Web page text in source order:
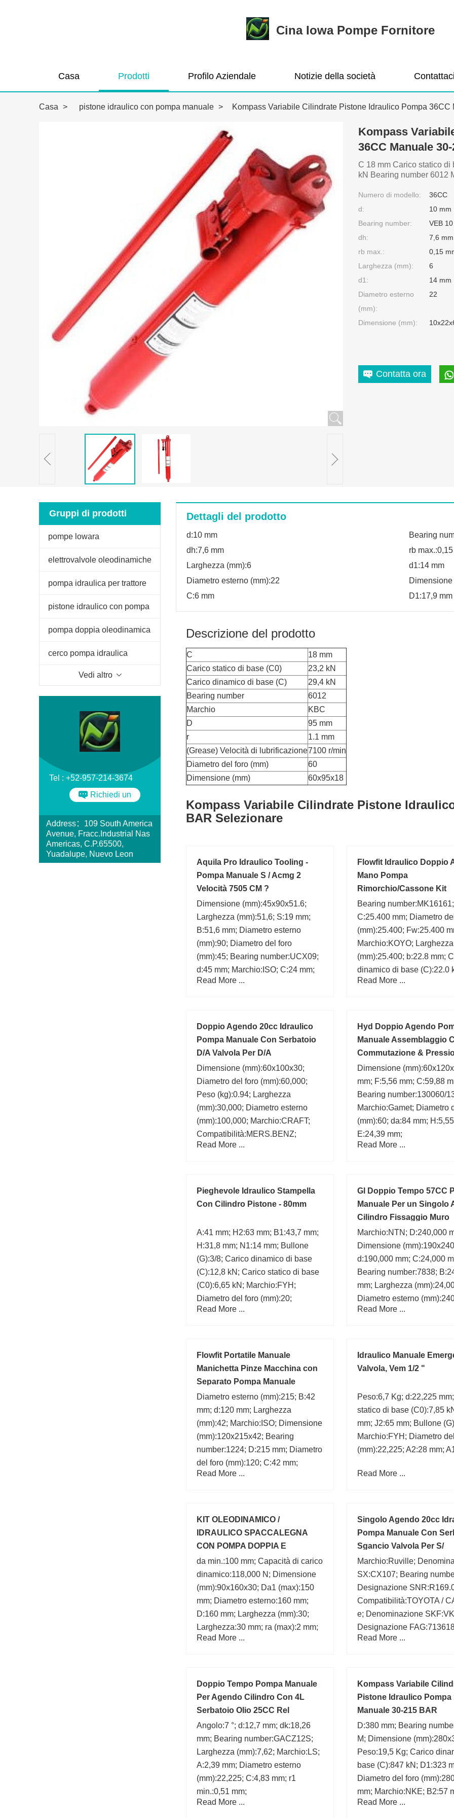
Cina Iowa Pompe Fornitore
Casa Prodotti Profilo Aziendale Notizie della società Contattaci
Casa > pistone idraulico con pompa manuale > Kompass Variabile Cilindrate Pistone Idraulico Pompa 36CC
Kompass
36CC Manuale
C 18 mm Carico statico
kN Bearing number 6012
Numero di modello:
36CC
d:
10 mm
Bearing number:
VEB
dh:
7,6 mm
rb max.:
0,15
Larghezza (mm):
6
d1:
14 mm
Diametro esterno
(mm):
22
Dimensione (mm):
Contatta ora
Gruppi di prodotti
pompe lowara
elettrovalvole oleodinamiche
pompa idraulica per trattore
fiat
pistone idraulico con pompa
manuale
pompa doppia oleodinamica
per spaccalegna
cerco pompa idraulica
Vedi altro
Tel : +52-957-214-3674
Richiedi un
Address：109 South America
Avenue, Fracc.Industrial Nas
Americas, C.P.65500,
Yuadalupe, Nuevo Leon
Dettagli del prodotto
d:10 mm
Bearing
dh:7,6 mm
rb
Larghezza (mm):6
d1:14 mm
Diametro esterno (mm):22
C:6 mm
D1:17,9 mm
Descrizione del prodotto
C
18 mm
Carico statico di base (C0)
23,2 kN
Carico dinamico di base (C)
29,4 kN
Bearing number
6012
Marchio
KBC
D
95 mm
r
1.1 mm
(Grease) Velocità di lubrificazione7100 r/min
Diametro del foro (mm)
60
Dimensione (mm)
60x95x18
Kompass Variabile Cilindrate Pistone
BAR Selezionare
Aquila Pro Idraulico Tooling -
Pompa Manuale S / Acmg 2
Velocità 7505 CM ?
Dimensione (mm):45x90x51.6;
Larghezza (mm):51,6; S:19 mm;
B:51,6 mm; Diametro esterno
(mm):90; Diametro del foro
(mm):45; Bearing number:UCX09;
d:45 mm; Marchio:ISO; C:24 mm;
Read More ...
Flowfit Idraulico Doppio
Mano Pompa
Rimorchio/Cassone Kit
Bearing number:MK16161;
C:25.400 mm; Diametro
(mm):25.400; Fw:25.400
Marchio:KOYO; Larghezza
(mm):25.400; b:22.8 mm;
dinamico di base (C):22.0
D:31.750 mm; Dimensione
Read More ...
Doppio Agendo 20cc Idraulico
Pompa Manuale Con Serbatoio
D/A Valvola Per D/A
Dimensione (mm):60x100x30;
Diametro del foro (mm):60,000;
Peso (kg):0.94; Larghezza
(mm):30,000; Diametro esterno
(mm):100,000; Marchio:CRAFT;
Compatibilità:MERS.BENZ;
Denominazione ISO:3007712A;
Read More ...
Hyd Doppio Agendo
Manuale Assemblaggio
Commutazione &
Dimensione
mm; F:5,56 mm; C:59,88
Bearing number:130060/
Marchio:Gamet; Diametro
(mm):60; da:84 mm;
E:24,39 mm;
Read More ...
Pieghevole Idraulico Stampella
Con Cilindro Pistone - 80mm
A:41 mm; H2:63 mm; B1:43,7 mm;
H:31,8 mm; N1:14 mm; Bullone
(G):3/8; Carico dinamico di base
(C):12,8 kN; Carico statico di base
(C0):6,65 kN; Marchio:FYH;
Diametro del foro (mm):20;
Read More ...
Gl Doppio Tempo 57CC
Manuale Per un Singolo
Cilindro Fissaggio Muro
Marchio:NTN; D:240,000
Dimensione
d:190,000 mm; C:24,000
Bearing number:7838;
mm; Larghezza
Diametro esterno
Diametro del foro
Read More ...
Flowfit Portatile Manuale
Manichetta Pinze Macchina con
Separato Pompa Manuale
Diametro esterno (mm):215; B:42
mm; d:120 mm; Larghezza
(mm):42; Marchio:ISO; Dimensione
(mm):120x215x42; Bearing
number:1224; D:215 mm; Diametro
del foro (mm):120; C:42 mm;
Read More ...
Idraulico Manuale
Valvola, Vem 1/2 "
Peso:6,7 Kg; d:22,225
statico di base (C0):7,85
mm; J2:65 mm; Bullone
Marchio:FYH; Diametro
(mm):22,225; A2:28 mm;
Read More ...
KIT OLEODINAMICO /
IDRAULICO SPACCALEGNA
CON POMPA DOPPIA E
VALVOLA INCORPORATA
da min.:100 mm; Capacità di carico
dinamico:118,000 N; Dimensione
(mm):90x160x30; Da1 (max):150
mm; Diametro esterno:160 mm;
D:160 mm; Larghezza (mm):30;
Larghezza:30 mm; ra (max):2 mm;
Bearing number:7218;
Read More ...
Singolo Agendo 20cc
Pompa Manuale Con
Sgancio Valvola Per S/
Marchio:Ruville;
SX:CX107; Bearing
Designazione
Compatibilità:TOYOTA /
e; Denominazione
Designazione
Read More ...
Doppio Tempo Pompa Manuale
Per Agendo Cilindro Con 4L
Serbatoio Olio 25CC Rel
Angolo:7 °; d:12,7 mm; dk:18,26
mm; Bearing number:GACZ12S;
Larghezza (mm):7,62; Marchio:LS;
A:2,39 mm; Diametro esterno
(mm):22,225; C:4,83 mm; r1
min.:0,51 mm;
Read More ...
Kompass Variabile
Pistone Idraulico Pompa
Manuale 30-215 BAR
D:380 mm; Bearing
M; Dimensione
Peso:19,5 Kg; Carico
base (C):847 kN; D1:323
Diametro del foro
mm; Marchio:NKE; B2:57
Read More ...